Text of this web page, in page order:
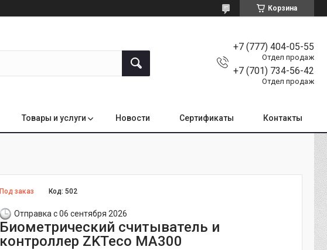
Корзина
+7 (777) 404-05-55
Отдел продаж
+7 (701) 734-56-42
Отдел продаж
Товары и услуги Новости Сертификаты Контакты
Под заказ Код:502
Отправка с 06 сентября 2026
Биометрический считыватель и
контроллер ZKTeco MA300